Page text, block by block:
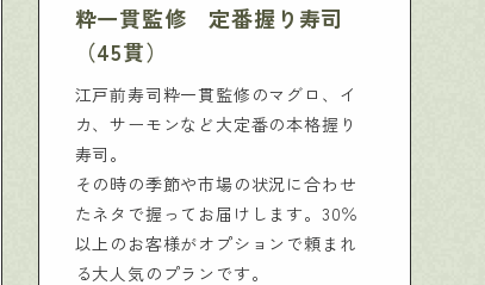
粋一貫監修 定番握り寿司
（45貫）
江戸前寿司粋一貫監修のマグロ、イ
カ、サーモンなど大定番の本格握り
寿司。
その時の季節や市場の状況に合わせ
たネタで握ってお届けします。30％
以上のお客様がオプションで頼まれ
る大人気のプランです。